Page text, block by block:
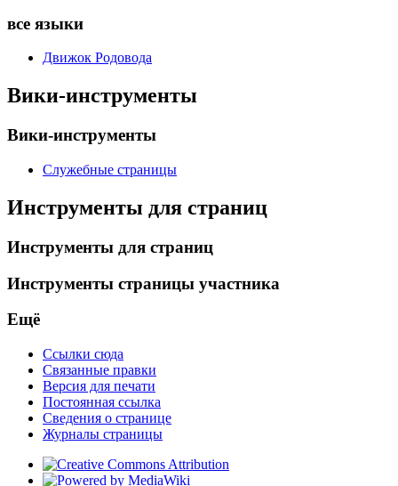
все языки
Движок Родовода
Вики-инструменты
Вики-инструменты
Служебные страницы
Инструменты для страниц
Инструменты для страниц
Инструменты страницы участника
Ещё
Ссылки сюда
Связанные правки
Версия для печати
Постоянная ссылка
Сведения о странице
Журналы страницы